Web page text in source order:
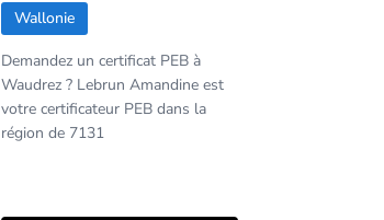
Wallonie
Demandez un certificat PEB à
Waudrez ? Lebrun Amandine est
votre certificateur PEB dans la
région de 7131